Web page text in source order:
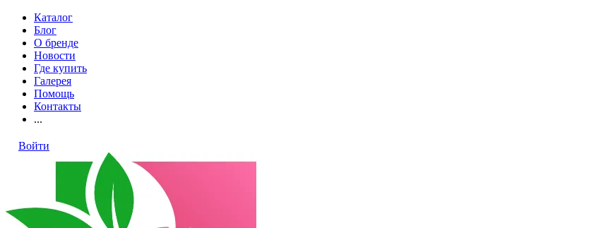
Каталог
Блог
О бренде
Новости
Где купить
Галерея
Помощь
Контакты
...
Войти